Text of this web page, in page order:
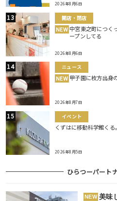
2026年8月6日
開店・閉店
NEW 中宮東之町につく
ープンしてる
2026年8月6日
ニュース
NEW 甲子園に枚方出身
2026年8月7日
イベント
くずはに移動科学館く
2026年8月5日
ひらつーパート
NEW 美味